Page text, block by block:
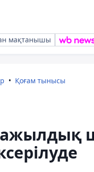
мақтанышы
Қоғам тынысы